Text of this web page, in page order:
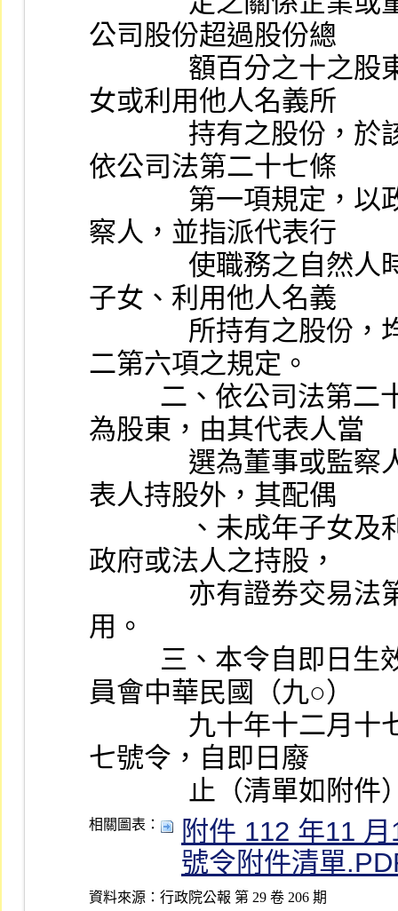
公司股份超過股份總
女或利用他人名義所
依公司法第二十七條
察人，並指派代表行
子女、利用他人名義
二第六項之規定。
為股東，由其代表人當
表人持股外，其配偶
政府或法人之持股，
用。
員會中華民國（九○）
七號令，自即日廢
止（清單如附
相關圖表：
附件 112 年11
號令附件清單
資料來源： 行政院公報 第 29 卷 206 期